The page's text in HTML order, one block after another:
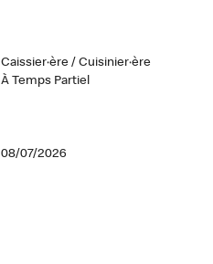
Caissier·ère / Cuisinier·ère
À Temps Partiel
08/07/2026